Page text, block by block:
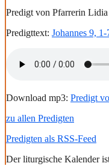
Predigt von Pfarrerin Lidia
Predigttext: Johannes 9, 1-
Download mp3: Predigt
zu allen Predigten
Predigten als RSS-Feed
Der liturgische Kalender